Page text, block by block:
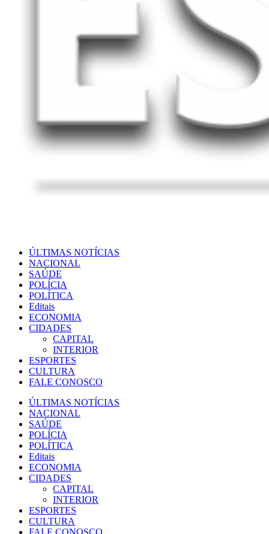
ÚLTIMAS NOTÍCIAS
NACIONAL
SAÚDE
POLÍCIA
POLÍTICA
Editais
ECONOMIA
CIDADES
CAPITAL
INTERIOR
ESPORTES
CULTURA
FALE CONOSCO
ÚLTIMAS NOTÍCIAS
NACIONAL
SAÚDE
POLÍCIA
POLÍTICA
Editais
ECONOMIA
CIDADES
CAPITAL
INTERIOR
ESPORTES
CULTURA
FALE CONOSCO